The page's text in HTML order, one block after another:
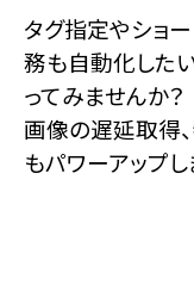
タグ指定やショ
務も自動化した
ってみませんか？
画像の遅延取得
もパワーアップ